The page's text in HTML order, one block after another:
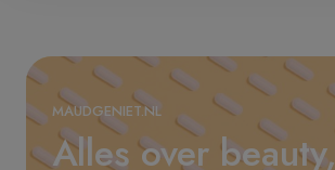
MAUDGENIET.NL
Alles over beauty,